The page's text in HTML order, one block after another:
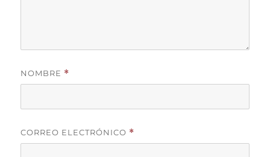
NOMBRE *
CORREO ELECTRÓNICO *